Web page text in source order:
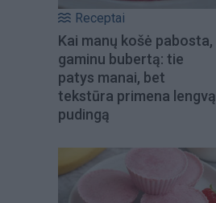
Receptai
Kai manų košė pabosta,
gaminu bubertą: tie
patys manai, bet
tekstūra primena lengvą
pudingą